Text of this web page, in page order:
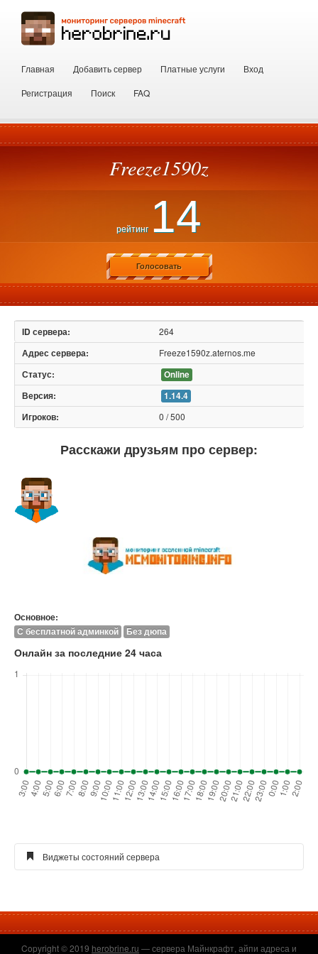
Главная Добавить сервер Платные услуги
Вход
Регистрация
Поиск FAQ
Freeze1590z
рейтинг 14
Голосовать
264
Freeze1590z.aternos.me
Online
1.14.4
0 / 500
Расскажи друзьям про сервер:
Основное:
С бесплатной админкой Без дюпа
Онлайн за последние 24 часа
Виджеты состояний сервера
Copyright © 2019 herobrine.ru — сервера Майнкрафт, айпи адреса и